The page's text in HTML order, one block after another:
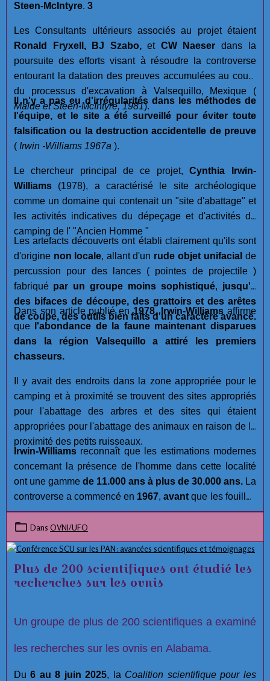
Steen-McIntyre. 3
Les Consultants ultérieurs associés au projet étaient
Ronald Fryxell, BJ Szabo, etCW Naeser dans la
poursuite des efforts visant à résoudre la controverse
entourant la datation des preuves accumulées au cours
du processus d'excavation à Valsequillo, Mexique (
Malde et Steen-McIntyre, 1981).
Il n'y a pas eu d'irrégularités dans les méthodes de
l'équipe, et le site a été surveillé pour éviter toute
falsification ou la destruction accidentelle de preuve
( Irwin -Williams 1967a ).
Le chercheur principal de ce projet, Cynthia Irwin-
Williams (1978), a caractérisé le site archéologique
comme un domaine qui contenait un "site d'abattage" et
les activités indicatives du dépeçage et d'activités de
camping de l' "Ancien Homme "
Les artefacts découverts ont établi clairement qu'ils sont
d'origine non locale, allant d'un rude objet unifacial de
percussion pour des lances ( pointes de projectile )
fabriqué par un groupe moins sophistiqué, jusqu'à
des bifaces de découpe, des grattoirs et des arêtes
de coupe, des outils bien faits d'un caractère avancé.
Dans son article publié en1978, Irwin-Williams affirme
que
l'abondance de la faune maintenant disparues
dans la région Valsequillo a attiré les premiers
chasseurs.
Il y avait des endroits dans la zone appropriée pour le
camping et à proximité se trouvent des sites appropriés
pour l'abattage des arbres et des sites qui étaient
appropriées pour l'abattage des animaux en raison de la
proximité des petits ruisseaux.
Irwin-Williams reconnaît que les estimations modernes
concernant la présence de l'homme dans cette localité
ont une gamme de 11.000 ans à plus de 30.000 ans. La
controverse a commencé en 1967, avant que les fouilles
aient été réalisées. Malgré les efforts approfondis et la
compétence des membres de l'équipe archéologiques à
Hueyatlaco,Jose L. Lorenzo, Directeur de la
Historia, a lancé plusieurs allégations concernant
l'intégrité du projet à Hueyatlaco, El Horno, et
Dans OVNI/UFO
Plus de 200 scientifiques ont étudié les
recherches sur les ovnis
Un groupe de plus de 200 scientifiques a examiné
les recherches sur les ovnis en Alabama.
Du 6 au 8 juin 2025, la Coalition scientifique pour les